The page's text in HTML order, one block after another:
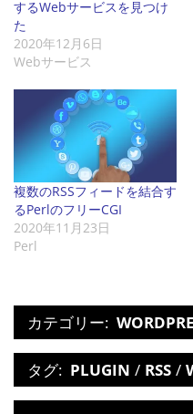
するWebサービスを見つけ
た
2020年12月6日
Webサービス
複数のRSSフィードを結合す
るPerlのフリーCGI
2020年11月23日
Perl
カテゴリー:
タグ: PLUGIN / RSS /